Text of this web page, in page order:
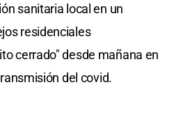
sanitaria local en un
residenciales
cerrado" desde mañana en
del covid.